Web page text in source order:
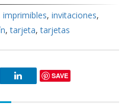
imprimibles, invitaciones,
,tarjeta,tarjetas
SAVE